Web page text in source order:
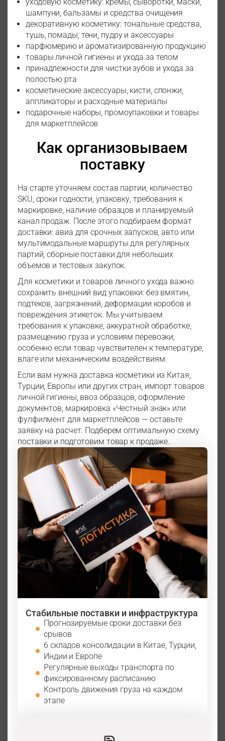
шампуни, бальзамы и средства очищения
декоративную косметику: тональные средства,
тушь, помады, тени, пудру и аксессуары
парфюмерию и ароматизированную продукцию
товары личной гигиены и ухода за телом
принадлежности для чистки зубов и ухода за
полостью рта
косметические аксессуары, кисти, спонжи,
аппликаторы и расходные материалы
подарочные наборы, промоупаковки и товары
для маркетплейсов
Как организовываем
поставку
На старте уточняем состав партии, количество
SKU, сроки годности, упаковку, требования к
маркировке, наличие образцов и планируемый
канал продаж. После этого подбираем формат
доставки: авиа для срочных запусков, авто или
мультимодальные маршруты для регулярных
партий, сборные поставки для небольших
объемов и тестовых закупок.
Для косметики и товаров личного ухода важно
сохранить внешний вид упаковки: без вмятин,
подтеков, загрязнений, деформации коробов и
повреждения этикеток. Мы учитываем
требования к упаковке, аккуратной обработке,
размещению груза и условиям перевозки,
особенно если товар чувствителен к температуре,
влаге или механическим воздействиям.
Если вам нужна доставка косметики из Китая,
Турции, Европы или других стран, импорт товаров
личной гигиены, ввоз образцов, оформление
документов, маркировка «Честный знак» или
фулфилмент для маркетплейсов — оставьте
заявку на расчет. Подберем оптимальную схему
поставки и подготовим товар к продаже.
Стабильные поставки и инфраструктура
Прогнозируемые сроки доставки без
срывов
6 складов консолидации в Китае, Турции,
Индии и Европе
Регулярные выходы транспорта по
фиксированному расписанию
Контроль движения груза на каждом
этапе